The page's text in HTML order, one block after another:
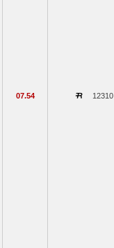
07.54 12310